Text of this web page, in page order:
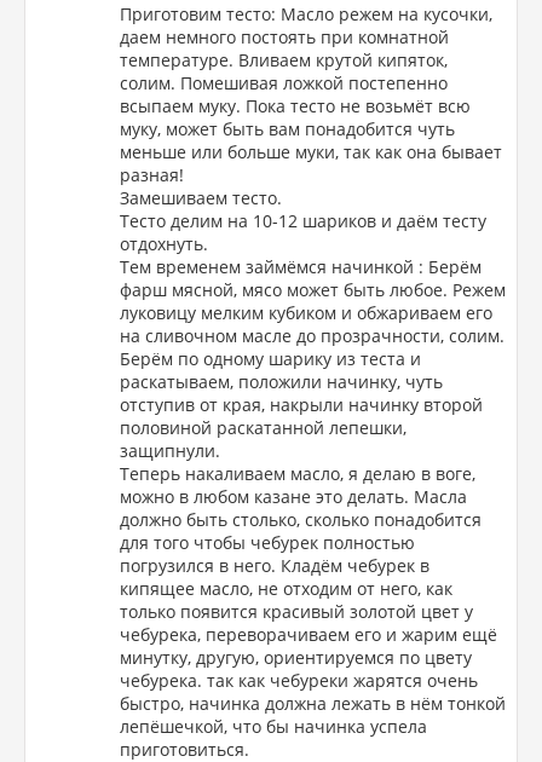
Приготовим тесто: Масло режем на кусочки,
даем немного постоять при комнатной
температуре. Вливаем крутой кипяток,
солим. Помешивая ложкой постепенно
всыпаем муку. Пока тесто не возьмёт всю
муку, может быть вам понадобится чуть
меньше или больше муки, так как она бывает
разная!
Замешиваем тесто.
Тесто делим на 10-12 шариков и даём тесту
отдохнуть.
Тем временем займёмся начинкой : Берём
фарш мясной, мясо может быть любое. Режем
луковицу мелким кубиком и обжариваем его
на сливочном масле до прозрачности, солим.
Берём по одному шарику из теста и
раскатываем, положили начинку, чуть
отступив от края, накрыли начинку второй
половиной раскатанной лепешки,
защипнули.
Теперь накаливаем масло, я делаю в воге,
можно в любом казане это делать. Масла
должно быть столько, сколько понадобится
для того чтобы чебурек полностью
погрузился в него. Кладём чебурек в
кипящее масло, не отходим от него, как
только появится красивый золотой цвет у
чебурека, переворачиваем его и жарим ещё
минутку, другую, ориентируемся по цвету
чебурека. так как чебуреки жарятся очень
быстро, начинка должна лежать в нём тонкой
лепёшечкой, что бы начинка успела
приготовиться.